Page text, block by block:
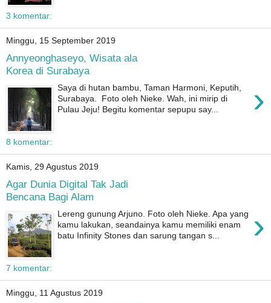
3 komentar:
Minggu, 15 September 2019
Annyeonghaseyo, Wisata ala
Korea di Surabaya
›
Saya di hutan bambu, Taman Harmoni, Keputih,
Surabaya. Foto oleh Nieke. Wah, ini mirip di
Pulau Jeju! Begitu komentar sepupu say...
8 komentar:
Kamis, 29 Agustus 2019
Agar Dunia Digital Tak Jadi
Bencana Bagi Alam
›
Lereng gunung Arjuno. Foto oleh Nieke. Apa yang
kamu lakukan, seandainya kamu memiliki enam
batu Infinity Stones dan sarung tangan s...
7 komentar:
Minggu, 11 Agustus 2019